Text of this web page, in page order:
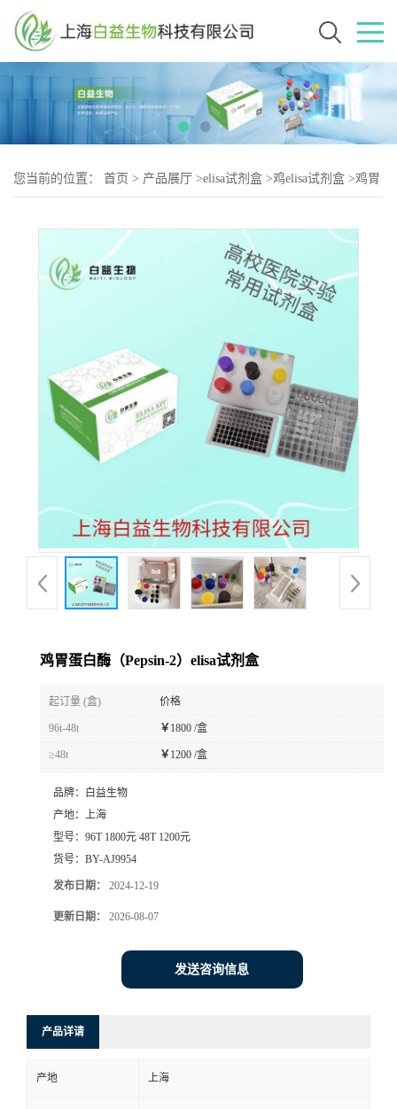
您当前的位置： 首页 > 产品展厅 >elisa试剂盒 >鸡elisa试剂盒 >鸡胃
鸡胃蛋白酶（Pepsin-2）elisa试剂盒
起订量 (盒) 价格
96t-48t ￥ 1800 /盒
≥48t ￥ 1200 /盒
品牌：
白益生物
产地： 上海
型号： 96T 1800元 48T 1200元
货号： BY-AJ9954
发布日期： 2024-12-19
更新日期： 2026-08-07
发送咨询信息
产品详请
产地 上海